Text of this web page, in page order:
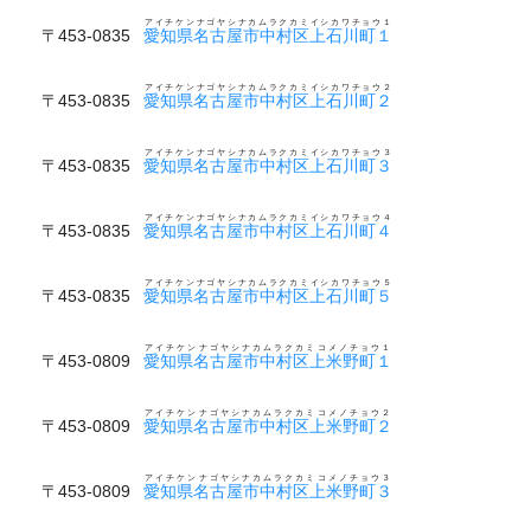
〒453-0835 愛知県名古屋市中村区上石川町１
アイチケンナゴヤシナカムラクカミイシカワチョウ１
〒453-0835 愛知県名古屋市中村区上石川町２
アイチケンナゴヤシナカムラクカミイシカワチョウ２
〒453-0835 愛知県名古屋市中村区上石川町３
アイチケンナゴヤシナカムラクカミイシカワチョウ３
〒453-0835 愛知県名古屋市中村区上石川町４
アイチケンナゴヤシナカムラクカミイシカワチョウ４
〒453-0835 愛知県名古屋市中村区上石川町５
アイチケンナゴヤシナカムラクカミイシカワチョウ５
〒453-0809 愛知県名古屋市中村区上米野町１
アイチケンナゴヤシナカムラクカミコメノチョウ１
〒453-0809 愛知県名古屋市中村区上米野町２
アイチケンナゴヤシナカムラクカミコメノチョウ２
〒453-0809 愛知県名古屋市中村区上米野町３
アイチケンナゴヤシナカムラクカミコメノチョウ３